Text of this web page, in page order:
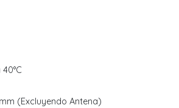
(Excluyendo Antena)